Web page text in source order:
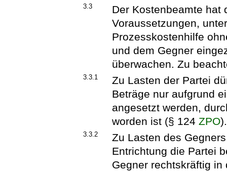
3.3
Der Kostenbeamte hat
Voraussetzungen,
Prozesskostenhilfe
und dem Gegner
überwachen. Zu
3.3.1
Zu Lasten der Partei
Beträge nur aufgrund
angesetzt werden,
worden ist (§ 124ZPO).
3.3.2
Zu Lasten des
Entrichtung die Partei
Gegner rechtskräftig